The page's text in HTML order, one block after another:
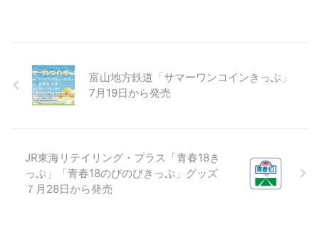
富山地方鉄道「サマーワンコインきっぷ」
7月19日から発売
JR東海リテイリング・プラス「青春18き
っぷ」「青春18のびのびきっぷ」グッズ
７月28日から発売